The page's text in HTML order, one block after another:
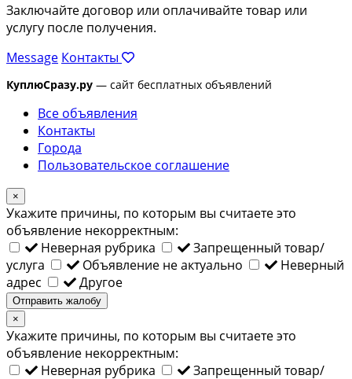
Заключайте договор или оплачивайте товар или
услугу после получения.
Message Контакты
КуплюСразу.ру — сайт бесплатных объявлений
Все объявления
Контакты
Города
Пользовательское соглашение
×
Укажите причины, по которым вы считаете это
объявление некорректным:
Неверная рубрика
Запрещенный товар/
услуга
Объявление не актуально
Неверный
адрес
Другое
Отправить жалобу
×
Укажите причины, по которым вы считаете это
объявление некорректным:
Неверная рубрика
Запрещенный товар/